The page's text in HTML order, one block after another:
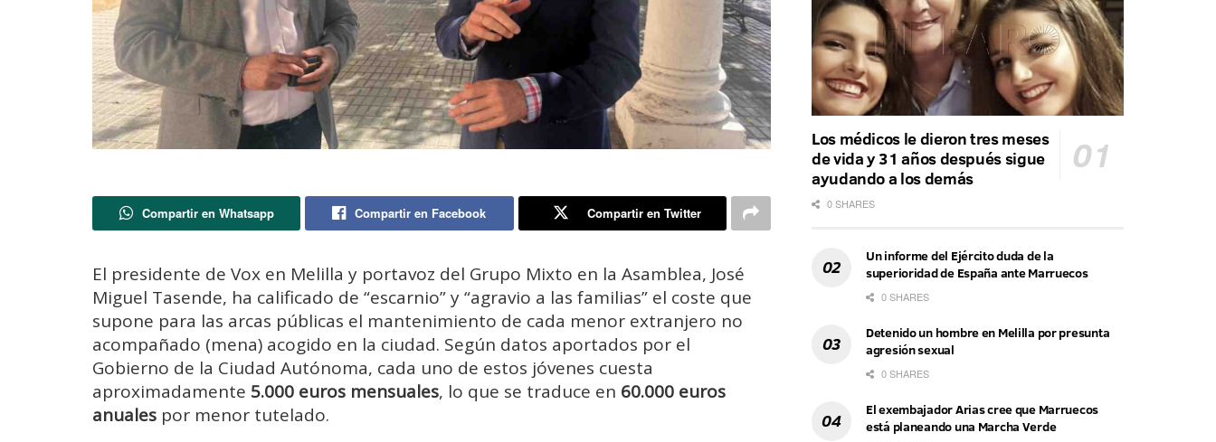
Compartir en Whatsapp Compartir en Facebook Compartir en Twitter
El presidente de Vox en Melilla y portavoz del Grupo Mixto en la Asamblea, José
Miguel Tasende, ha calificado de “escarnio” y “agravio a las familias” el coste que
supone para las arcas públicas el mantenimiento de cada menor extranjero no
acompañado (mena) acogido en la ciudad. Según datos aportados por el
Gobierno de la Ciudad Autónoma, cada uno de estos jóvenes cuesta
aproximadamente 5.000 euros mensuales, lo que se traduce en 60.000 euros
anuales por menor tutelado.
Los médicos le dieron tres meses
de vida y 31 años después sigue
ayudando a los demás
0 SHARES
Un informe del Ejército duda de la
superioridad de España ante Marruecos
0 SHARES
Detenido un hombre en Melilla por presunta
agresión sexual
0 SHARES
El exembajador Arias cree que Marruecos
está planeando una Marcha Verde